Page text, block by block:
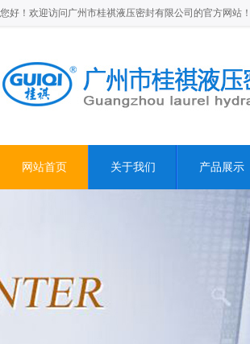
您好！欢迎访问广州市桂祺液压密封有限公司的官方网站！
网站首页 关于我们 产品展示